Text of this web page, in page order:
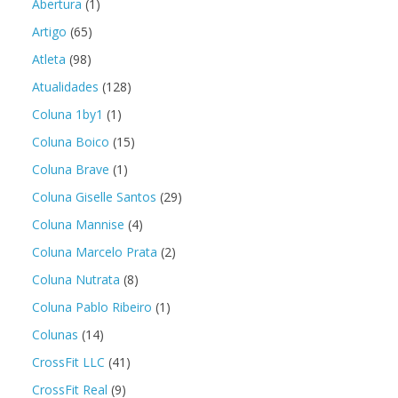
Abertura (1)
Artigo (65)
Atleta (98)
Atualidades (128)
Coluna 1by1 (1)
Coluna Boico (15)
Coluna Brave (1)
Coluna Giselle Santos (29)
Coluna Mannise (4)
Coluna Marcelo Prata (2)
Coluna Nutrata (8)
Coluna Pablo Ribeiro (1)
Colunas (14)
CrossFit LLC (41)
CrossFit Real (9)